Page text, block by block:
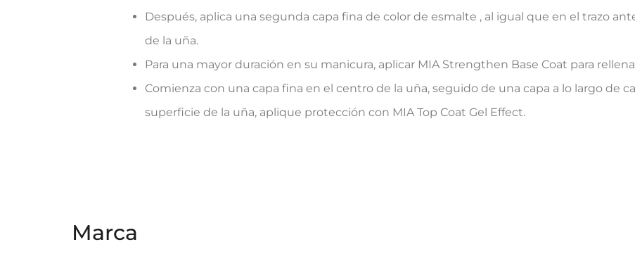
Después, aplica una segunda capa fina de color de esmalte , al igual que en el trazo
de la uña.
Para una mayor duración en su manicura, aplicar MIA Strengthen Base Coat para
Comienza con una capa fina en el centro de la uña, seguido de una capa a lo largo de
superficie de la uña, aplique protección con MIA Top Coat Gel Effect.
Marca